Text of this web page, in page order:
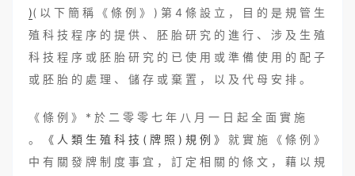
)( 以 下 簡 稱 《 條 例 》 ) 第 4 條 設 立 ， 目 的 是 規 管 生
殖 科 技 程 序 的 提 供 、 胚 胎 研 究 的 進 行 、 涉 及 生 殖
科 技 程 序 或 胚 胎 研 究 的 已 使 用 或 準 備 使 用 的 配 子
或 胚 胎 的 處 理 、 儲 存 或 棄 置 ， 以 及 代 母 安 排 。
《 條 例 》 * 於 二 零 零 七 年 八 月 一 日 起 全 面 實 施
。
《 人 類 生 殖 科 技 ( 牌 照 ) 規 例 》 就 實 施 《 條 例 》
中 有 關 發 牌 制 度 事 宜 ， 訂 定 相 關 的 條 文 ， 藉 以 規